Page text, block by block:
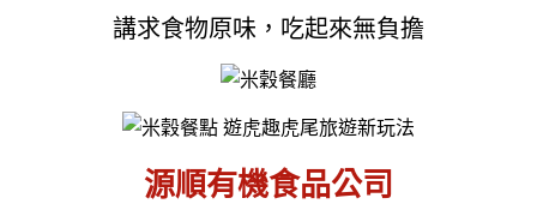
講求食物原味，吃起來無負擔
源順有機食品公司